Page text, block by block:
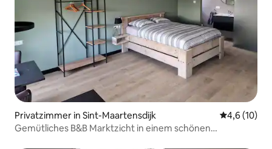
Privatzimmer in Sint-Maartensdijk
4,6 (10)
Gemütliches B&B Marktzicht in einem schönen